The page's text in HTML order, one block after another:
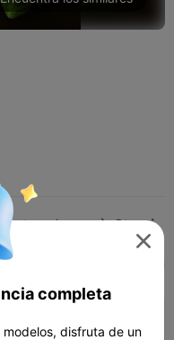
y juegos  Otro 

completa
disfruta de un